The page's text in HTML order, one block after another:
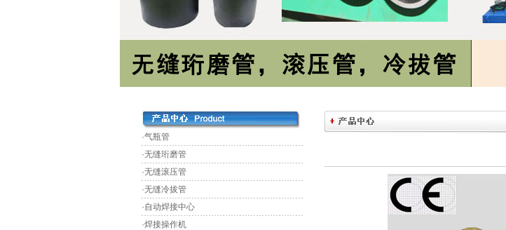
·气瓶管
·无缝珩磨管
·无缝滚压管
·无缝冷拔管
·自动焊接中心
·焊接操作机